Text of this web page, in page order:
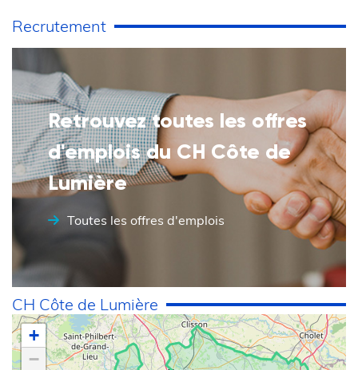
Recrutement
Retrouvez toutes les offres
d'emplois du CH Côte de
Lumière
Toutes les offres d'emplois
CH Côte de Lumière
+
−